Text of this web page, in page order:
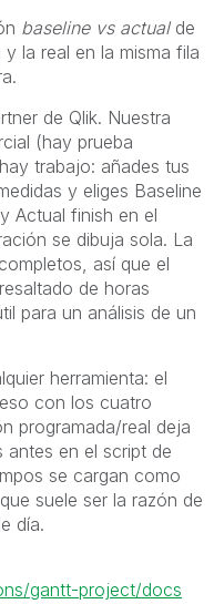
baseline vs actualde
la real en la misma fila
de Qlik. Nuestra
(hay prueba
trabajo: añades tus
y eliges Baseline
Actual finish en el
se dibuja sola. La
así que el
de horas
para un análisis de un
herramienta: el
con los cuatro
programada/real deja
antes en el script de
se cargan como
suele ser la razón de
día.
gantt-project/docs